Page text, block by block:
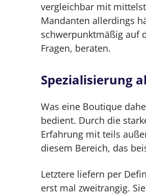
vergleichbar mit
Mandanten allerdings
schwerpunktmäßig auf
Fragen, beraten.
Spezialisierung
Was eine Boutique
bedient. Durch die
Erfahrung mit teils
diesem Bereich, das
Letztere liefern per
erst mal zweitrangig.